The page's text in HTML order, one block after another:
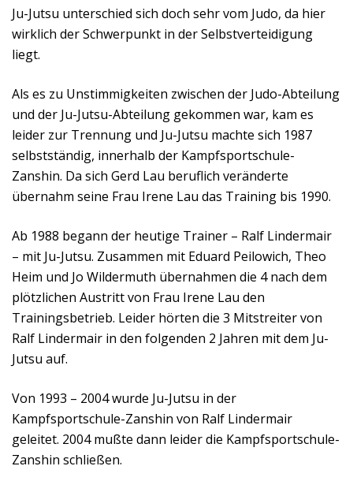
Ju-Jutsu unterschied sich doch sehr vom Judo, da hier
wirklich der Schwerpunkt in der Selbstverteidigung
liegt.
Als es zu Unstimmigkeiten zwischen der Judo-Abteilung
und der Ju-Jutsu-Abteilung gekommen war, kam es
leider zur Trennung und Ju-Jutsu machte sich 1987
selbstständig, innerhalb der Kampfsportschule-
Zanshin. Da sich Gerd Lau beruflich veränderte
übernahm seine Frau Irene Lau das Training bis 1990.
Ab 1988 begann der heutige Trainer – Ralf Lindermair
– mit Ju-Jutsu. Zusammen mit Eduard Peilowich, Theo
Heim und Jo Wildermuth übernahmen die 4 nach dem
plötzlichen Austritt von Frau Irene Lau den
Trainingsbetrieb. Leider hörten die 3 Mitstreiter von
Ralf Lindermair in den folgenden 2 Jahren mit dem Ju-
Jutsu auf.
Von 1993 – 2004 wurde Ju-Jutsu in der
Kampfsportschule-Zanshin von Ralf Lindermair
geleitet. 2004 mußte dann leider die Kampfsportschule-
Zanshin schließen.